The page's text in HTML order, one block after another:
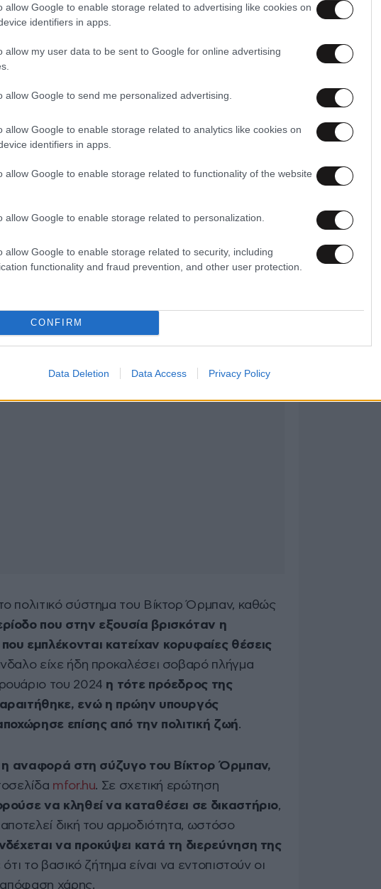
allow Google to enable storage related to advertising like cookies on
identifiers in apps.
allow my user data to be sent to Google for online advertising
allow Google to send me personalized advertising.
allow Google to enable storage related to analytics like cookies on
identifiers in apps.
allow Google to enable storage related to functionality of the website
allow Google to enable storage related to personalization.
allow Google to enable storage related to security, including
functionality and fraud prevention, and other user protection.
CONFIRM
Data Deletion Data Access Privacy Policy
ο Μάγιαρ ανέφερε ότι
πολλές πληροφορίες
του κυβερνώντος κόμματος Fidesz,
και από δικηγορικούς κύκλους.
ισχυρό λόμπι μέσα σε συγκεκριμένους
χάρης και σε άλλες πολιτικά
πολιτικό σύστημα του Βίκτορ Όρμπαν, καθώς
που στην εξουσία βρισκόταν η
εμπλέκονται κατείχαν κορυφαίες θέσεις
είχε ήδη προκαλέσει σοβαρό πλήγμα
του 2024 η τότε πρόεδρος της
ενώ η πρώην υπουργός
επίσης από την πολιτική ζωή.
η αναφορά στη σύζυγο του Βίκτορ Όρμπαν,
mfor.hu. Σε σχετική ερώτηση
να κληθεί να καταθέσει σε δικαστήριο,
δική του αρμοδιότητα, ωστόσο
να προκύψει κατά τη διερεύνηση της
το βασικό ζήτημα είναι να εντοπιστούν οι
απόφαση χάρης.